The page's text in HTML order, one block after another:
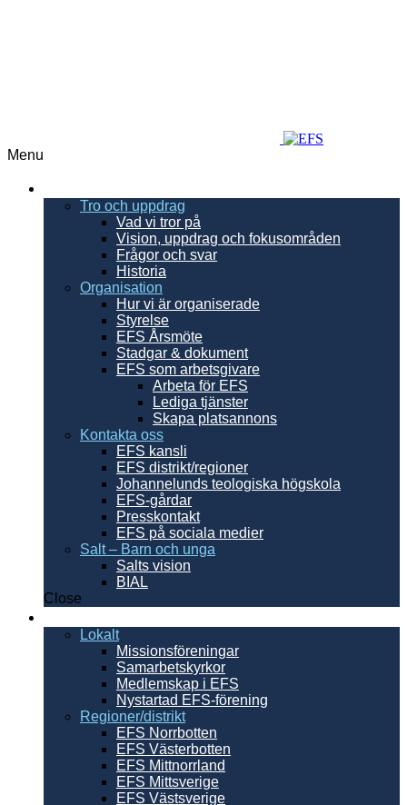
Menu
Tro och uppdrag
Vad vi tror på
Vision, uppdrag och fokusområden
Frågor och svar
Historia
Organisation
Hur vi är organiserade
Styrelse
EFS Årsmöte
Stadgar & dokument
EFS som arbetsgivare
Arbeta för EFS
Lediga tjänster
Skapa platsannons
Kontakta oss
EFS kansli
EFS distrikt/regioner
Johannelunds teologiska högskola
EFS-gårdar
Presskontakt
EFS på sociala medier
Salt – Barn och unga
Salts vision
BIAL
Close
Lokalt
Missionsföreningar
Samarbetskyrkor
Medlemskap i EFS
Nystartad EFS-förening
Regioner/distrikt
EFS Norrbotten
EFS Västerbotten
EFS Mittnorrland
EFS Mittsverige
EFS Västsverige